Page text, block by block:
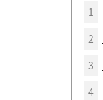
1
2
3
4